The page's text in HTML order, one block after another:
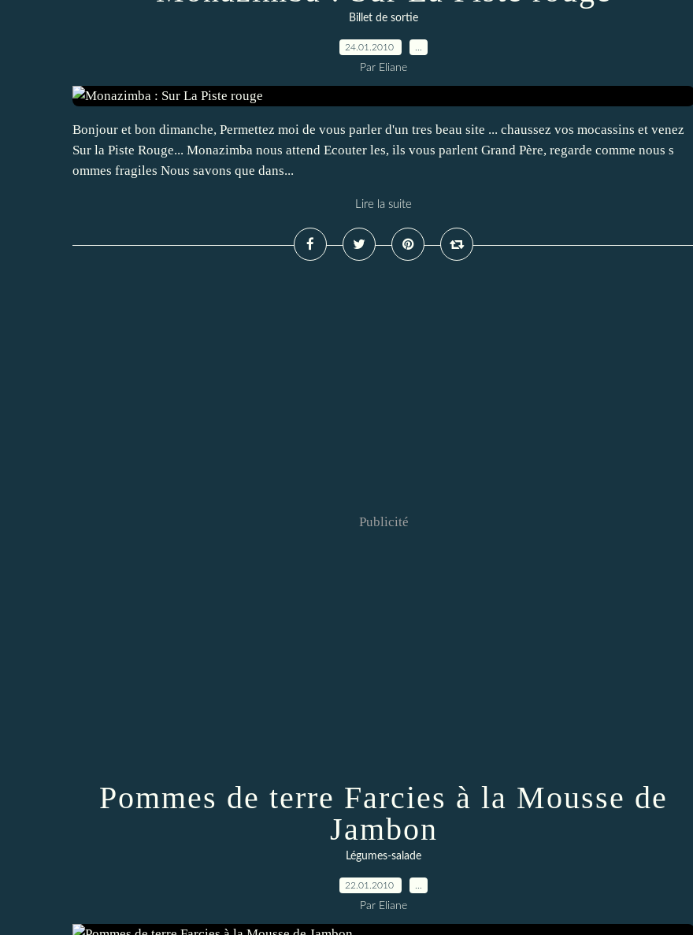
Billet de sortie
24.01.2010
Par Eliane
Bonjour et bon dimanche, Permettez moi de vous parler d'un tres beau site ... chaussez vos mocassins et venez
Sur la Piste Rouge... Monazimba nous attend Ecouter les, ils vous parlent Grand Père, regarde comme nous s
ommes fragiles Nous savons que dans...
Lire la suite
Publicité
Pommes de terre Farcies à la Mousse de
Jambon
Légumes-salade
22.01.2010
Par Eliane